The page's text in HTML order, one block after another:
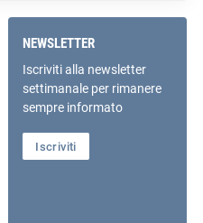
NEWSLETTER
Iscriviti alla newsletter
settimanale per rimanere
sempre informato
Iscriviti